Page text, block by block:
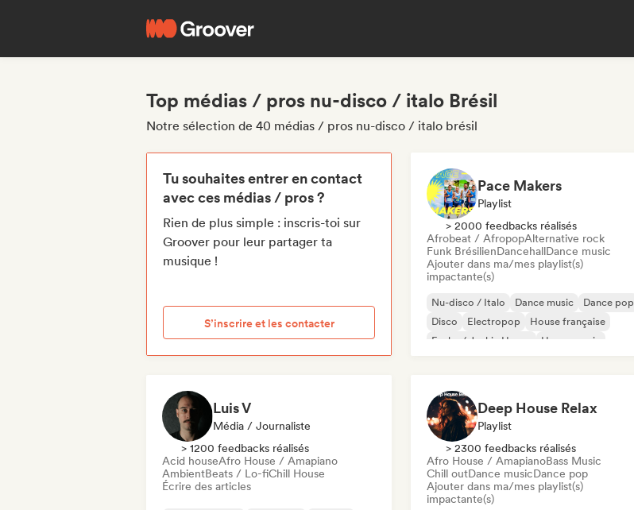
Top médias / pros nu-disco / italo Brésil
Notre sélection de 40 médias / pros nu-disco / italo brésil
Tu souhaites entrer en contact
avec ces médias / pros ?
Rien de plus simple : inscris-toi sur
Groover pour leur partager ta
musique !
S’inscrire et les contacter
Pace Makers
Playlist
> 2000 feedbacks réalisés
Afrobeat / AfropopAlternative rock
Funk BrésilienDancehallDance music
Ajouter dans ma/mes playlist(s)
impactante(s)
Nu-disco / Italo Dance music
Dance pop
Disco
Electropop
House française
Funky / Jackin House
House music
Luis V
Média / Journaliste
> 1200 feedbacks réalisés
Acid houseAfro House / Amapiano
AmbientBeats / Lo-fiChill House
Écrire des articles
Deep House Relax
Playlist
> 2300 feedbacks réalisés
Afro House / AmapianoBass Music
Chill outDance musicDance pop
Ajouter dans ma/mes playlist(s)
impactante(s)